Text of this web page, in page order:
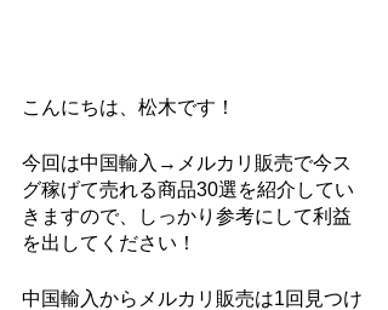
こんにちは、松木です！
今回は中国輸入→メルカリ販売で今ス
グ稼げて売れる商品30選を紹介してい
きますので、しっかり参考にして利益
を出してください！
中国輸入からメルカリ販売は1回見つけ